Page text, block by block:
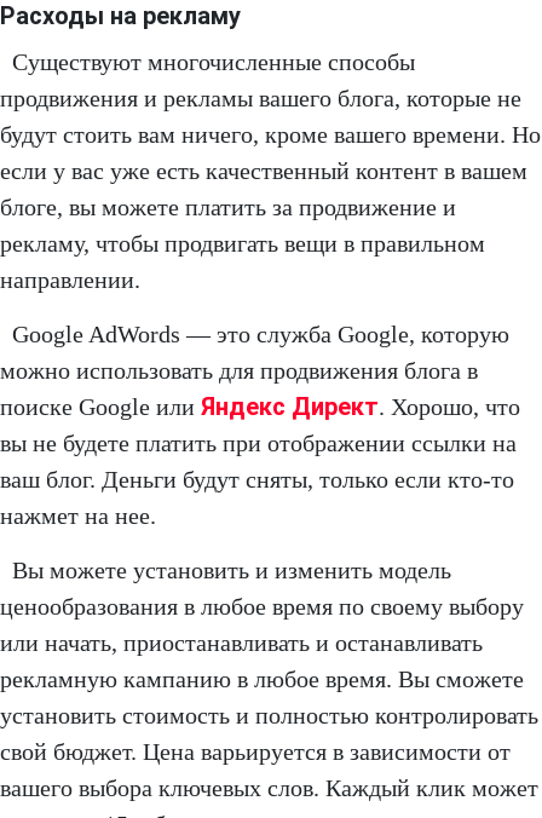
Расходы на рекламу
Существуют многочисленные способы
продвижения и рекламы вашего блога, которые не
будут стоить вам ничего, кроме вашего времени. Но
если у вас уже есть качественный контент в вашем
блоге, вы можете платить за продвижение и
рекламу, чтобы продвигать вещи в правильном
направлении.
Google AdWords — это служба Google, которую
можно использовать для продвижения блога в
поиске Google или Яндекс Директ. Хорошо, что
вы не будете платить при отображении ссылки на
ваш блог. Деньги будут сняты, только если кто-то
нажмет на нее.
Вы можете установить и изменить модель
ценообразования в любое время по своему выбору
или начать, приостанавливать и останавливать
рекламную кампанию в любое время. Вы сможете
установить стоимость и полностью контролировать
свой бюджет. Цена варьируется в зависимости от
вашего выбора ключевых слов. Каждый клик может